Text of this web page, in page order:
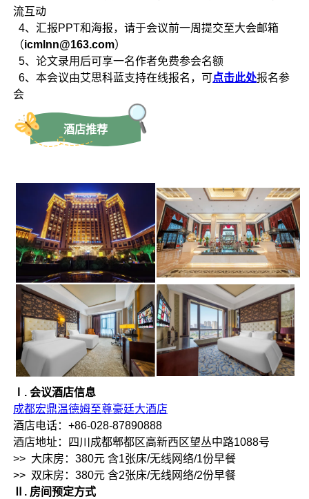
流互动
4、汇报PPT和海报，请于会议前一周提交至大会邮箱
（icmlnn@163.com）
5、论文录用后可享一名作者免费参会名额
6、本会议由艾思科蓝支持在线报名，可点击此处报名参
会
酒店推荐
Ⅰ. 会议酒店信息
成都宏鼎温德姆至尊豪廷大酒店
酒店电话：+86-028-87890888
酒店地址：四川成都郫都区高新西区望丛中路1088号
>> 大床房：380元 含1张床/无线网络/1份早餐
>> 双床房：380元 含2张床/无线网络/2份早餐
Ⅱ. 房间预定方式